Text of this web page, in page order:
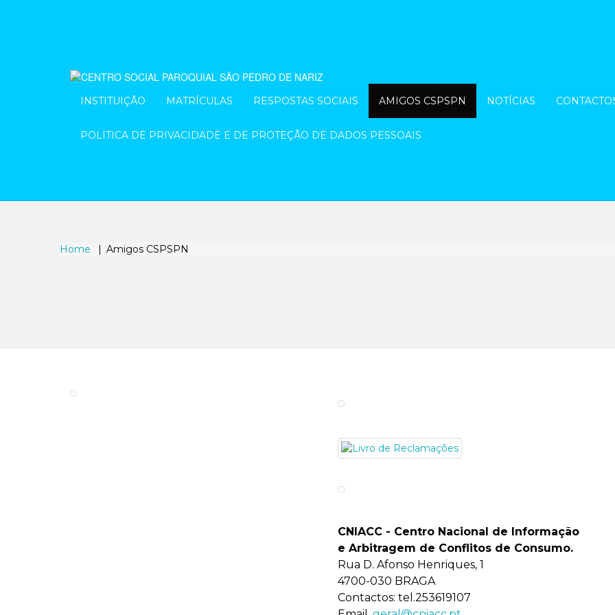
INSTITUIÇÃO MATRÍCULAS RESPOSTAS SOCIAIS AMIGOS CSPSPN NOTÍCIAS
POLITICA DE PRIVACIDADE E DE PROTEÇÃO DE DADOS PESSOAIS
Home Amigos CSPSPN
CNIACC - Centro Nacional de Informação
e Arbitragem de Conflitos de Consumo.
Rua D. Afonso Henriques, 1
4700-030 BRAGA
Contactos: tel.253619107